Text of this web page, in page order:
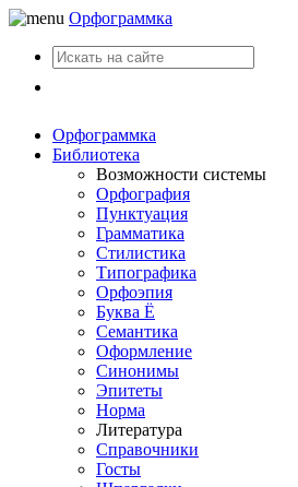
Орфограммка
Орфограммка
Библиотека
Возможности системы
Орфография
Пунктуация
Грамматика
Стилистика
Типографика
Орфоэпия
Буква Ё
Семантика
Оформление
Синонимы
Эпитеты
Норма
Литература
Справочники
Госты